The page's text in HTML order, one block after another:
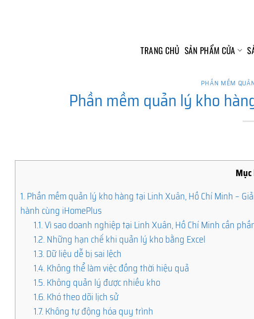
TRANG CHỦ SẢN PHẨM CỬA
PHẦN MỀM
Phần mềm quản lý kho
1.Phần mềm quản lý kho hàng tại Linh Xuân, Hồ Chí Minh –
hành cùng iHomePlus
1.1.Vì sao doanh nghiệp tại Linh Xuân, Hồ Chí Minh cần
1.2.Những hạn chế khi quản lý kho bằng Excel
1.3.Dữ liệu dễ bị sai lệch
1.4.Không thể làm việc đồng thời hiệu quả
1.5.Không quản lý được nhiều kho
1.6.Khó theo dõi lịch sử
1.7.Không tự động hóa quy trình